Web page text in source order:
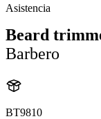
Asistencia
Beard
Barbero
BT9810